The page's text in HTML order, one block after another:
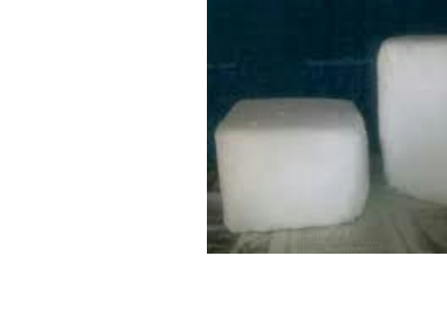
TERMURAH
BULAN